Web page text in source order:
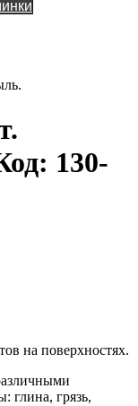
130-
на поверхностях.
глина, грязь,